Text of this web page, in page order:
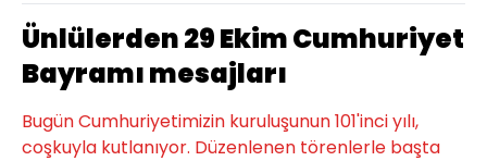
Ünlülerden 29 Ekim Cumhuriyet
Bayramı mesajları
Bugün Cumhuriyetimizin kuruluşunun 101'inci yılı,
coşkuyla kutlanıyor. Düzenlenen törenlerle başta